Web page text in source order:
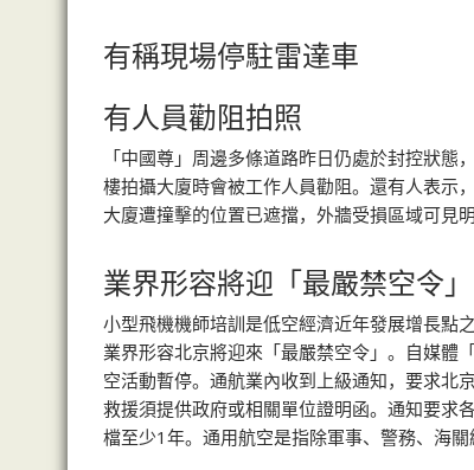
有稱現場停駐雷達車
有人員勸阻拍照
「中國尊」周邊多條道路昨日仍處於封控狀
樓拍攝大廈時會被工作人員勸阻。還有人表示
大廈遭撞擊的位置已遮擋，外牆受損區域可見明
業界形容將迎「最嚴禁空令」
小型飛機機師培訓是低空經濟近年發展增長點
業界形容北京將迎來「最嚴禁空令」。自媒體
空活動暫停。通航業內收到上級通知，要求北
救援須提供政府或相關單位證明函。通知要求
檔至少1年。通用航空是指除軍事、警務、海